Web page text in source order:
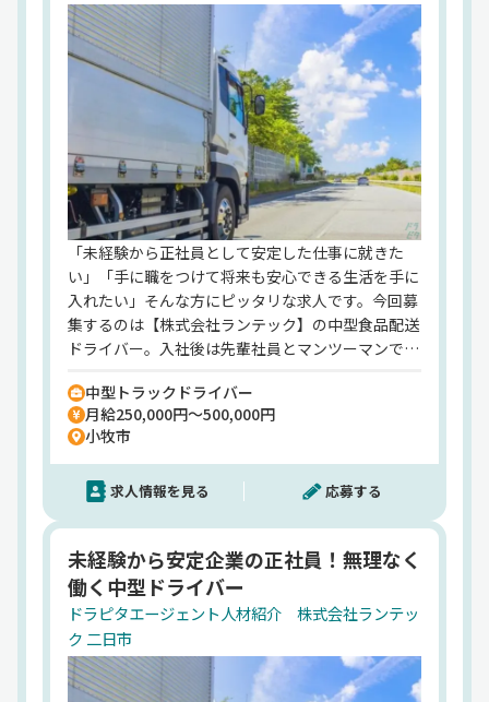
代表者
嘉永 良樹
設立
1953年（昭和28年）7月14日
福岡県福岡市博多区古門戸町 4-26
資本金
5億1,980万円
従業員数
計 2,918名（男性2,549名、女性369名）※2025年3
月末現在
業務内容
貨物自動車運送事業、貨物利用運送事業、貨物運送
取次業、倉庫業、損害保険代理業、自動車整備業、
乳製品の製造加工業、自動車車体改造業、自動車機
械工具及び部品販売業、自動車等輸送用機械機器具
製造業及び販売業、建築工事請負業、産業廃棄物収
集運搬業、不動産の売買・賃貸・管理及びその仲
介、石油製品販売業
HP
https://www.runtec.co.jp/
「未経験から正社員として安定した仕事に就きた
い」「手に職をつけて将来も安心できる生活を手に
入れたい」そんな方にピッタリな求人です。今回募
集するのは【株式会社ランテック】の中型食品配送
ドライバー。入社後は先輩社員とマンツーマンでス
して始められます。配送先は県内のスーパーや飲食
店など、1日10〜15件程度。景気の影響を受けにく
い食品配送のため、安定して長く働くことができま
す！また、充実した福利厚生も当社の魅力のひと
つ。全国21ヶ所の契約保養所、無事故表彰制度、永
にもなる「入社祝い金」もあり、転職時の最初の不
安も軽減。休日は月8以上⇒希望休取得もOK！子ど
もの行事や家庭の都合など、プライベートとの両立
も無理なく可能です。「運転が好き」「そろそろ腰
を据えて働きたい」そんなあなたの気持ちを、しっ
かりと支えてくれる環境がここにはあります。【株
中型トラックドライバー
月給250,000円～500,000円
小牧市
求人情報を見る 応募する
未経験から安定企業の正社員！無理なく
働く中型ドライバー
ドラピタエージェント人材紹介 株式会社ランテッ
ク 二日市